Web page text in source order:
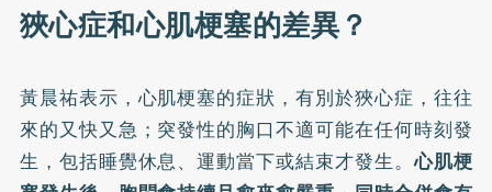
狹心症和心肌梗塞的差異？
黃晨祐表示，心肌梗塞的症狀，有別於狹心症，往往
來的又快又急；突發性的胸口不適可能在任何時刻發
生，包括睡覺休息、運動當下或結束才發生。心肌梗